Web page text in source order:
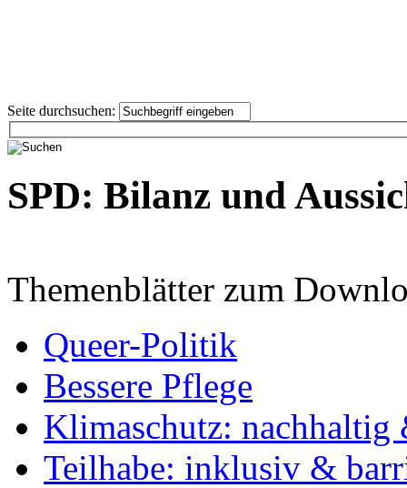
Seite durchsuchen:
SPD: Bilanz und
Themenblätter zum
Queer-Politik
Bessere Pflege
Klimaschutz: nachhaltig
Teilhabe: inklusiv &